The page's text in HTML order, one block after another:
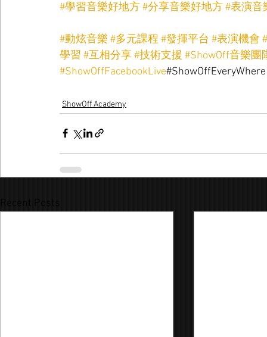
#學習音樂好地方#分享音樂好地方#表演音
#動炫音樂 #多元課程#發揮平台 #表演機會
學習 #互相分享#技術支援 #ShowOff音樂團
#ShowOffFacebookLive#ShowOffEveryWhere
ShowOff Academy